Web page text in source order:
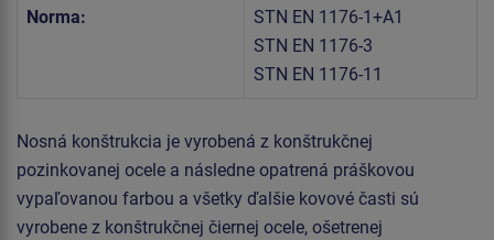
Norma:
STN EN 1176-1+A1
STN EN 1176-3
STN EN 1176-11
Nosná konštrukcia je vyrobená z konštrukčnej
pozinkovanej ocele a následne opatrená práškovou
vypaľovanou farbou a všetky ďalšie kovové časti sú
vyrobene z konštrukčnej čiernej ocele, ošetrenej